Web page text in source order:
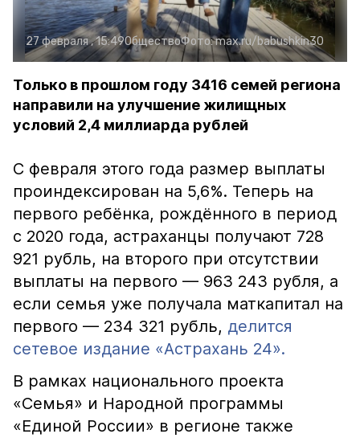
27 февраля , 15:49ОбществоФото:max.ru/babushkin30
Только в прошлом году 3416 семей региона
направили на улучшение жилищных
условий 2,4 миллиарда рублей
С февраля этого года размер выплаты
проиндексирован на 5,6%. Теперь на
первого ребёнка, рождённого в период
с 2020 года, астраханцы получают 728
921 рубль, на второго при отсутствии
выплаты на первого — 963 243 рубля, а
если семья уже получала маткапитал на
первого — 234 321 рубль, делится
сетевое издание «Астрахань 24».
В рамках национального проекта
«Семья» и Народной программы
«Единой России» в регионе также